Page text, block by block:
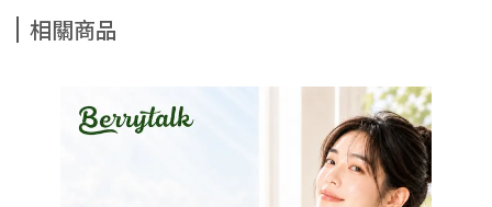
相關商品